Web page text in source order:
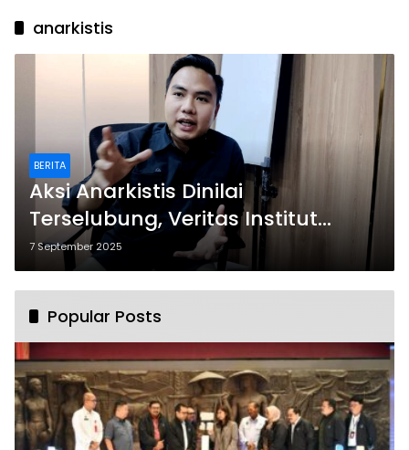
anarkistis
BERITA
Aksi Anarkistis Dinilai
Terselubung, Veritas Institut
Minta Aparat Bertindak Tegas
7 September 2025
Popular Posts